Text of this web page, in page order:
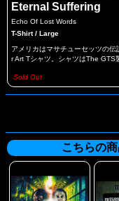
Eternal Suffering
Echo Of Lost Words
T-Shirt / Large
アメリカはマサチューセッツの
r Art Tシャツ。シャツはThe GTS
Sold Out
こちらの